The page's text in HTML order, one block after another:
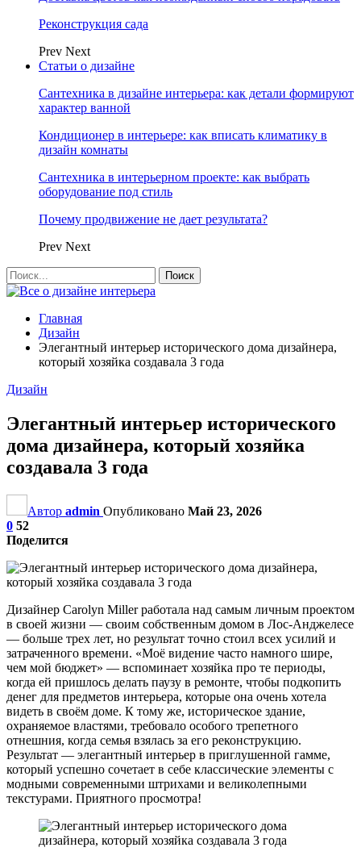
Реконструкция сада
Prev Next
Статьи о дизайне
Сантехника в дизайне интерьера: как детали формируют
характер ванной
Кондиционер в интерьере: как вписать климатику в
дизайн комнаты
Сантехника в интерьерном проекте: как выбрать
оборудование под стиль
Почему продвижение не дает результата?
Prev Next
Главная
Дизайн
Элегантный интерьер исторического дома дизайнера,
который хозяйка создавала 3 года
Дизайн
Элегантный интерьер исторического
дома дизайнера, который хозяйка
создавала 3 года
Автор admin Опубликовано Май 23, 2026
0 52
Поделится
Дизайнер Carolyn Miller работала над самым личным проектом
в своей жизни — своим собственным домом в Лос-Анджелесе
— больше трех лет, но результат точно стоил всех усилий и
затраченного времени. «Моё видение часто намного шире,
чем мой бюджет» — вспоминает хозяйка про те периоды,
когда ей пришлось делать паузу в ремонте, чтобы подкопить
денег для предметов интерьера, которые она очень хотела
видеть в своём доме. К тому же, историческое здание,
охраняемое властями, требовало особого трепетного
отнешния, когда семья взялась за его реконструкцию.
Результат — элегантный интерьер в приглушенной гамме,
который успешно сочетает в себе классические элементы с
модными современными штрихами и великолепными
текстурами. Приятного просмотра!